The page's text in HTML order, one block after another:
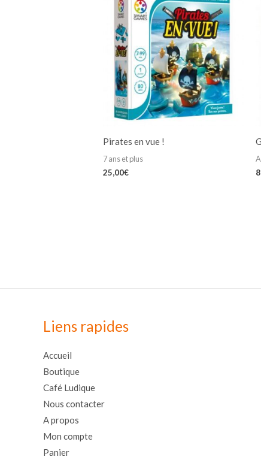
Pirates en vue !
7 ans et plus
25,00€
Liens rapides
Accueil
Boutique
Café Ludique
Nous contacter
A propos
Mon compte
Panier